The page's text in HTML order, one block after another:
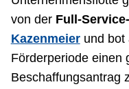
von der Full-
Kazenmeierund bot
Förderperiode einen
Beschaffungsantrag